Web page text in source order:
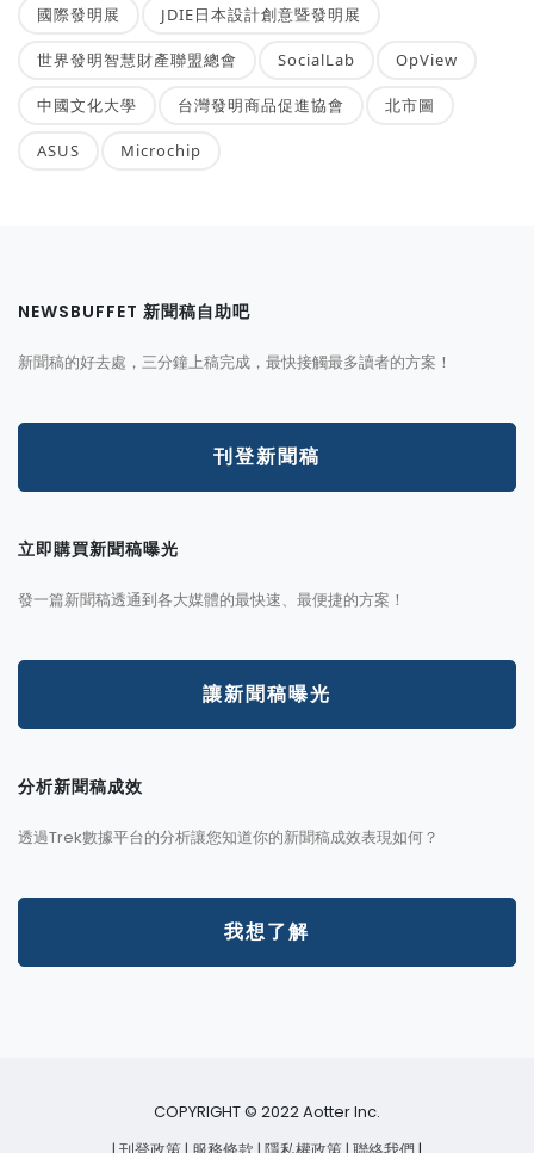
國際發明展 JDIE日本設計創意暨發明展
世界發明智慧財產聯盟總會 SocialLab OpView
中國文化大學 台灣發明商品促進協會 北市圖
ASUS Microchip
NEWSBUFFET 新聞稿自助吧
新聞稿的好去處，三分鐘上稿完成，最快接觸最多讀者的方案！
刊登新聞稿
立即購買新聞稿曝光
發一篇新聞稿透通到各大媒體的最快速、最便捷的方案！
讓新聞稿曝光
分析新聞稿成效
透過Trek數據平台的分析讓您知道你的新聞稿成效表現如何？
我想了解
COPYRIGHT © 2022 Aotter Inc.